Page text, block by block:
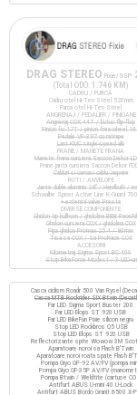
DRAG STEREO Fixie/SSP
(Total ODO: 1.746 KM )
CADRU / FURCA
Cadru otel Hi-Ten Steel 520mm
Furca otel Hi-Ten Steel
ANGRENAJ / PEDALIER / PINIOANE
Angrenaj COX 44T / butuc flip-flop
Pinion fix 17T / pinion freewheel
Pedale VP-397 cu ratrape
Lant KMC single-speed alb
FRANE / MANETE FRANA
Manete frana cursiera Saccon Dekor
Frane janta cursiera Saccon Dekor
Cabluri si camasi cablu Jagwire
ROTI / ANVELOPE
Jante duble aluminiu 28" / Handbuilt /
Schwalbe Spicer Active Line K-Guard
+ extensii valve Presta
DIVERSE COMPONENTE
Ghidon tip bullhorn / ghidolina BBB
Ghidon cursiera COX / ghidolina COX
Pipa ghidon Promax 25.4 / 80mm
Tisa sa COX / Sa ProRace COX
ACCESORII
Kilometraj Sigma Sport BC 400
Stop BikeForce Modest / 3 LED-uri
Casca ciclism Roadr 500 Van Rysel
Casca MTB Rockrider SIX Btwin
Far LED Sigma Sport Buster 200
Far LED Elops ST 920 USB
Far LED BikeFun Pixie silicon negru
Stop LED Rockbros Q5 USB
Stop LED Elops ST 920 USB
Reflectorizante spite Wowow 3M
Aparatoare noroi sa Flash B'Twin
Aparatoare noroi roata spate Flash
Pompa Giyo GP-92 AV/FV (pompa
Pompa Giyo GF-35P AV/FV
Pompa Btwin / Weldtite (cartuse
Antifurt ABUS U-mini 40 U-Lock
Antifurt ABUS Bordo Granit 6500 X-